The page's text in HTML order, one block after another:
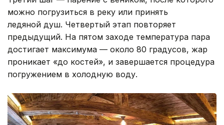
можно погрузиться в реку или принять
ледяной душ. Четвертый этап повторяет
предыдущий. На пятом заходе температура пара
достигает максимума — около 80 градусов, жар
проникает «до костей», и завершается процедура
погружением в холодную воду.